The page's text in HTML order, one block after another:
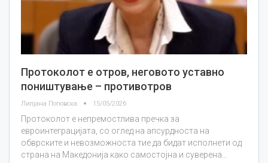
Протоколот е отров, неговото уставно
поништување – противотров
Лилјана Поповска 15/05/2026
Протоколот е непремостлива пречка за
евроинтеграцијата, со оглед на апсурдноста на
обврските и невозможноста тие да бидат исполнети од
страна на Македонија како самостојна и суверена…